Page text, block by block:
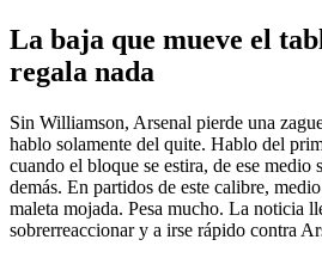
La baja que mueve el
regala nada
Sin Williamson, Arsenal pierde una
hablo solamente del quite. Hablo del
cuando el bloque se estira, de ese medio
demás. En partidos de este calibre,
maleta mojada. Pesa mucho. La noticia
sobrerreaccionar y a irse rápido contra